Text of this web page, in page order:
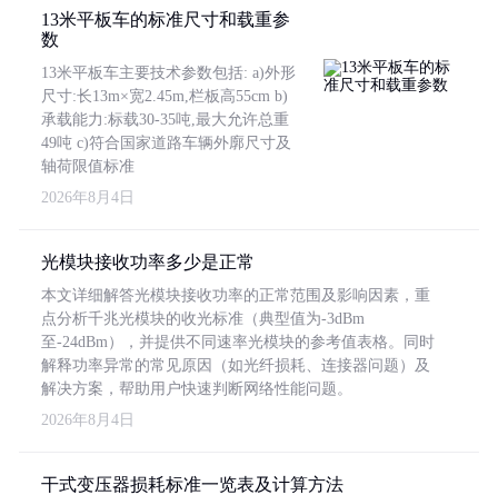
13米平板车的标准尺寸和载重参
数
13米平板车主要技术参数包括: a)外形
尺寸:长13m×宽2.45m,栏板高55cm b)
承载能力:标载30-35吨,最大允许总重
49吨 c)符合国家道路车辆外廓尺寸及
轴荷限值标准
2026年8月4日
光模块接收功率多少是正常
本文详细解答光模块接收功率的正常范围及影响因素，重
点分析千兆光模块的收光标准（典型值为-3dBm
至-24dBm），并提供不同速率光模块的参考值表格。同时
解释功率异常的常见原因（如光纤损耗、连接器问题）及
解决方案，帮助用户快速判断网络性能问题。
2026年8月4日
干式变压器损耗标准一览表及计算方法